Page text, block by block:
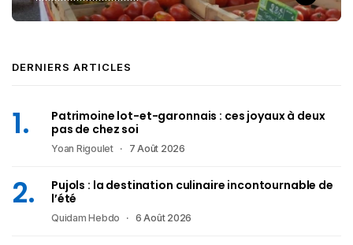
DERNIERS ARTICLES
Patrimoine lot-et-garonnais : ces joyaux à deux
pas de chez soi
Yoan Rigoulet 7 Août 2026
Pujols : la destination culinaire incontournable de
l’été
Quidam Hebdo 6 Août 2026